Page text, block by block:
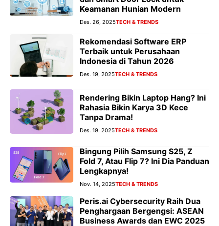
Keamanan Hunian Modern
Des. 26, 2025TECH & TRENDS
Rekomendasi Software ERP
Terbaik untuk Perusahaan
Indonesia di Tahun 2026
Des. 19, 2025TECH & TRENDS
Rendering Bikin Laptop Hang? Ini
Rahasia Bikin Karya 3D Kece
Tanpa Drama!
Des. 19, 2025TECH & TRENDS
Bingung Pilih Samsung S25, Z
Fold 7, Atau Flip 7? Ini Dia Panduan
Lengkapnya!
Nov. 14, 2025TECH & TRENDS
Peris.ai Cybersecurity Raih Dua
Penghargaan Bergengsi: ASEAN
Business Awards dan EWC 2025